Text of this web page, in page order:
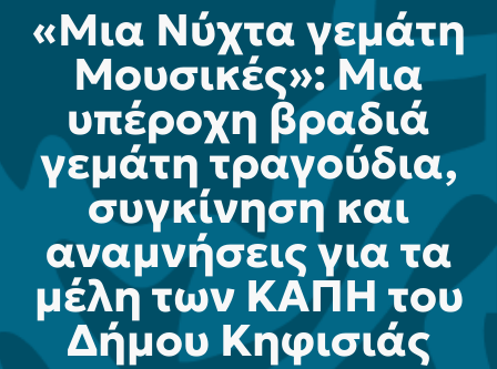
«Μια Νύχτα γεμάτη
Μουσικές»: Μια
υπέροχη βραδιά
γεμάτη τραγούδια,
συγκίνηση και
αναμνήσεις για τα
μέλη των ΚΑΠΗ του
Δήμου Κηφισιάς